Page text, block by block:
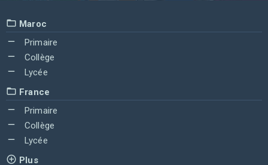
Maroc
Primaire
Collège
Lycée
France
Primaire
Collège
Lycée
Plus